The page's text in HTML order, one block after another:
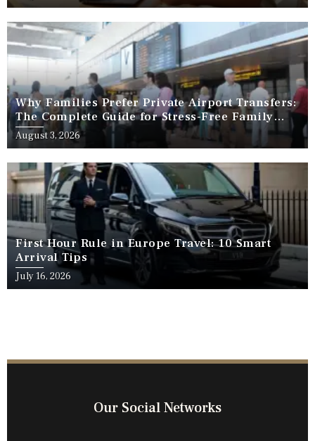
Why Families Prefer Private Airport Transfers:
The Complete Guide for Stress-Free Family
Travel
August 3, 2026
First Hour Rule in Europe Travel: 10 Smart
Arrival Tips
July 16, 2026
Our Social Networks